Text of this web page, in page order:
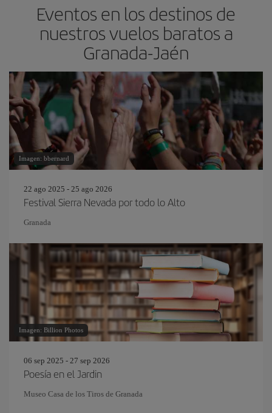
Eventos en los destinos de
nuestros vuelos baratos a
Granada-Jaén
Imagen: bbernard
22 ago 2025 - 25 ago 2026
Festival Sierra Nevada por todo lo Alto
Granada
Imagen: Billion Photos
06 sep 2025 - 27 sep 2026
Poesía en el Jardin
Museo Casa de los Tiros de Granada